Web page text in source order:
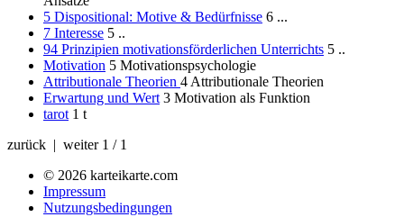
5 Dispositional: Motive & Bedürfnisse 6 ...
7 Interesse 5 ..
94 Prinzipien motivationsförderlichen Unterrichts 5 ..
Motivation 5 Motivationspsychologie
Attributionale Theorien 4 Attributionale Theorien
Erwartung und Wert 3 Motivation als Funktion
tarot 1 t
zurück | weiter 1 / 1
© 2026 karteikarte.com
Impressum
Nutzungsbedingungen